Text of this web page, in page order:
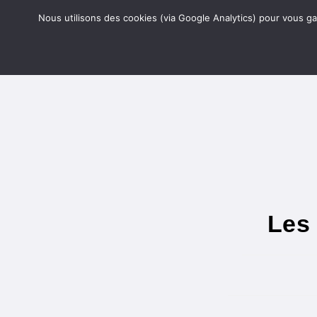
Les
Nous utilisons des cookies (via Google Analytics) pour vous